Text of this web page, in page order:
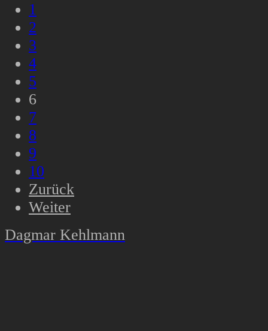
1
2
3
4
5
6
7
8
9
10
Zurück
Weiter
Dagmar Kehlmann